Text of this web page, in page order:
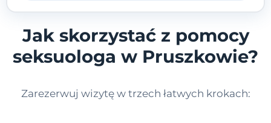
Jak skorzystać z pomocy
seksuologa w Pruszkowie?
Zarezerwuj wizytę w trzech łatwych krokach: